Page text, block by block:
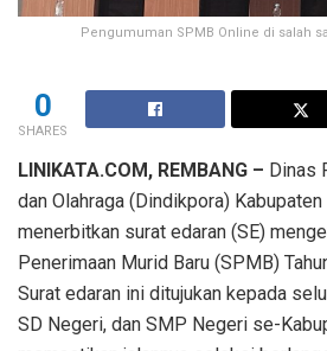
Pengumuman SPMB Online di salah
0
SHARES
LINIKATA.COM, REMBANG – Dinas
dan Olahraga (Dindikpora)
menerbitkan surat edaran (SE)
Penerimaan Murid Baru (SPMB)
Surat edaran ini ditujukan kepada
SD Negeri, dan SMP Negeri se-